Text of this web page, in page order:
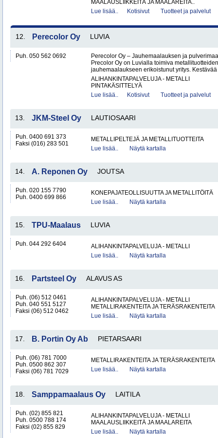
MAALAUSLIIKKEITÄ JA MAALAREITA..
Lue lisää..
Kotisivut Tuotteet ja palvelut
12. Perecolor Oy LUVIA
Puh. 050 562 0692
Perecolor Oy – Jauhemaalauksen ja
Precolor Oy on Luvialla toimiva
jauhemaalaukseen erikoistunut yritys.
ALIHANKINTAPALVELUJA - METALLI
PINTAKÄSITTELYÄ
Lue lisää..
Kotisivut Tuotteet ja palvelut
13. JKM-Steel Oy LAUTIOSAARI
Puh. 0400 691 373
Faksi (016) 283 501
METALLIPELTEJÄ JA METALLITUOTTEITA
Lue lisää..
Näytä kartalla
14. A. Reponen Oy JOUTSA
Puh. 020 155 7790
Puh. 0400 699 866
KONEPAJATEOLLISUUTTA JA METALLITÖITÄ
Lue lisää..
Näytä kartalla
15. TPU-Maalaus LUVIA
Puh. 044 292 6404
ALIHANKINTAPALVELUJA - METALLI
Lue lisää..
Näytä kartalla
16. Partsteel Oy ALAVUS AS
Puh. (06) 512 0461
Puh. 040 551 5127
Faksi (06) 512 0462
ALIHANKINTAPALVELUJA - METALLI
METALLIRAKENTEITA JA TERÄSRAKENTEITA
Lue lisää..
Näytä kartalla
17. B. Portin Oy Ab PIETARSAARI
Puh. (06) 781 7000
Puh. 0500 862 307
Faksi (06) 781 7029
METALLIRAKENTEITA JA TERÄSRAKENTEITA
Lue lisää..
Näytä kartalla
18. Samppamaalaus Oy LAITILA
Puh. (02) 855 821
Puh. 0500 788 174
Faksi (02) 855 829
ALIHANKINTAPALVELUJA - METALLI
MAALAUSLIIKKEITÄ JA MAALAREITA
Lue lisää..
Näytä kartalla